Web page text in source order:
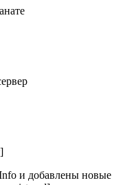
и добавлены новые